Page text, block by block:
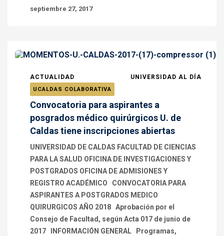
septiembre 27, 2017
ACTUALIDAD UNIVERSIDAD AL DÍA
UCALDAS COLABORATIVA
Convocatoria para aspirantes a
posgrados médico quirúrgicos U. de
Caldas tiene inscripciones abiertas
UNIVERSIDAD DE CALDAS FACULTAD DE CIENCIAS
PARA LA SALUD OFICINA DE INVESTIGACIONES Y
POSTGRADOS OFICINA DE ADMISIONES Y
REGISTRO ACADÉMICO CONVOCATORIA PARA
ASPIRANTES A POSTGRADOS MEDICO
QUIRURGICOS AÑO 2018 Aprobación por el
Consejo de Facultad, según Acta 017 de junio de
2017 INFORMACIÓN GENERAL Programas,